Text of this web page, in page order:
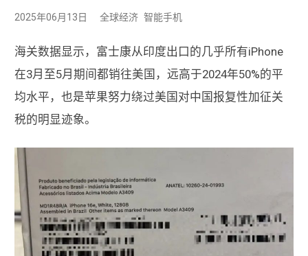
2025年06月13日 全球经济 智能手机
海关数据显示，富士康从印度出口的几乎所有iPhone
在3月至5月期间都销往美国，远高于2024年50%的平
均水平，也是苹果努力绕过美国对中国报复性加征关
税的明显迹象。